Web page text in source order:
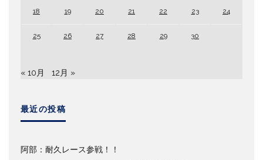
18 19 20 21 22 23 24
25 26 27 28 29 30
« 10月 12月 »
最近の投稿
阿部：耐久レース参戦！！